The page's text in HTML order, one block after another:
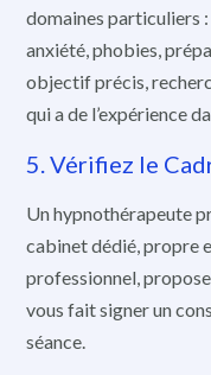
domaines particuliers
anxiété, phobies,
objectif précis,
qui a de l’expérience
5. Vérifiez le
Un hypnothérapeute
cabinet dédié, propre
professionnel,
vous fait signer un
séance.